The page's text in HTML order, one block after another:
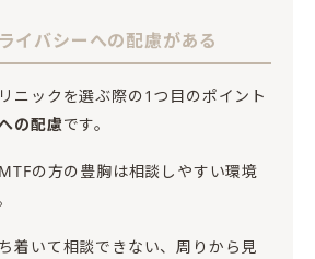
イバシーへの配慮がある
ニックを選ぶ際の1つ目のポイント
の配慮です。
の方の豊胸は相談しやすい環境
着いて相談できない、周りから見